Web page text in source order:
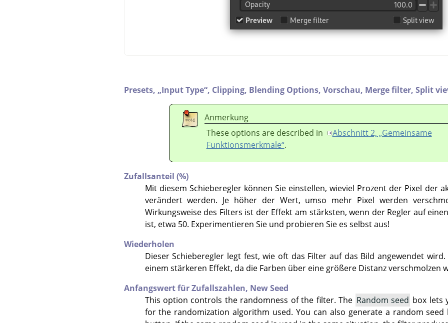
Presets, „Input Type“, Clipping, Blending Options, Vorschau, Merge filter, Split
Anmerkung
These options are described in
Abschnitt 2, „Gemeinsame
Funktionsmerkmale“.
Zufallsanteil (%)
Mit diesem Schieberegler können Sie einstellen, wieviel Prozent der Pixel der
verändert werden. Je höher der Wert, umso mehr Pixel werden
Wirkungsweise des Filters ist der Effekt am stärksten, wenn der Regler auf
ist, etwa 50. Experimentieren Sie und probieren Sie es selbst aus!
Wiederholen
Dieser Schieberegler legt fest, wie oft das Filter auf das Bild angewendet
einem stärkeren Effekt, da die Farben über eine größere Distanz verschmolzen
Anfangswert für Zufallszahlen, New Seed
This option controls the randomness of the filter. The Random seed box lets
for the randomization algorithm used. You can also generate a random